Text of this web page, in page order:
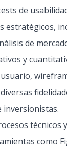
de
estratégicos,
de
y
inversionistas.
técnicos
como